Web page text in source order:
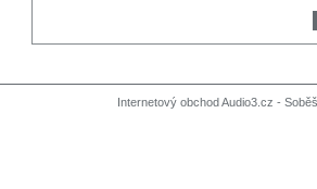
Internetový obchod Audio3.cz -